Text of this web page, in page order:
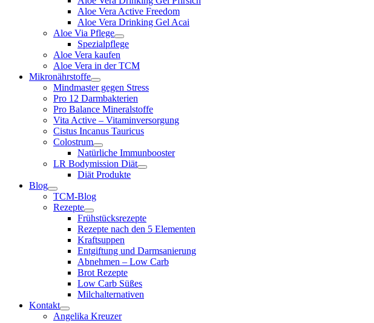
Aloe Vera Active Freedom
Aloe Vera Drinking Gel Acai
Aloe Via Pflege
Spezialpflege
Aloe Vera kaufen
Aloe Vera in der TCM
Mikronährstoffe
Mindmaster gegen Stress
Pro 12 Darmbakterien
Pro Balance Mineralstoffe
Vita Active – Vitaminversorgung
Cistus Incanus Tauricus
Colostrum
Natürliche Immunbooster
LR Bodymission Diät
Diät Produkte
Blog
TCM-Blog
Rezepte
Frühstücksrezepte
Rezepte nach den 5 Elementen
Kraftsuppen
Entgiftung und Darmsanierung
Abnehmen – Low Carb
Brot Rezepte
Low Carb Süßes
Milchalternativen
Kontakt
Angelika Kreuzer